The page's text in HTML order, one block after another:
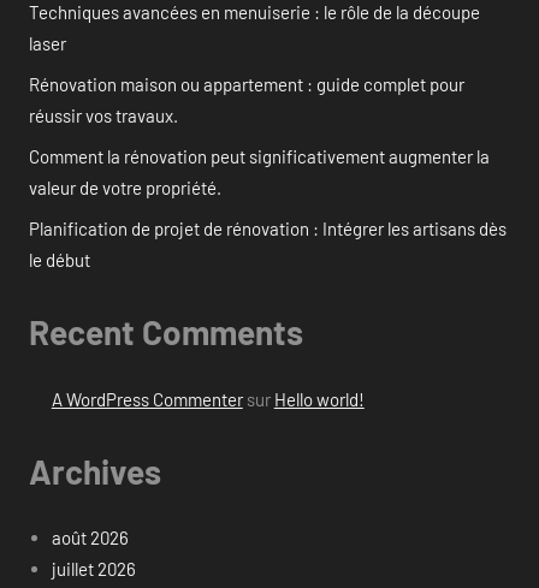
Techniques avancées en menuiserie : le rôle de la découpe
laser
Rénovation maison ou appartement : guide complet pour
réussir vos travaux.
Comment la rénovation peut significativement augmenter la
valeur de votre propriété.
Planification de projet de rénovation : Intégrer les artisans dès
le début
Recent Comments
A WordPress Commentersur Hello world!
Archives
août 2026
juillet 2026